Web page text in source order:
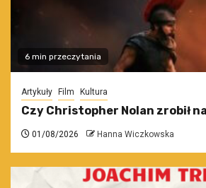
6 min przeczytania
Artykuły Film Kultura
Czy Christopher Nolan zrobił
01/08/2026 Hanna Wiczkowska